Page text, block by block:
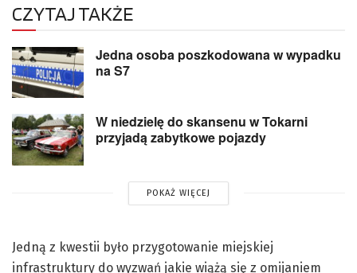
CZYTAJ TAKŻE
Jedna osoba poszkodowana w wypadku
na S7
W niedzielę do skansenu w Tokarni
przyjadą zabytkowe pojazdy
POKAŻ WIĘCEJ
Jedną z kwestii było przygotowanie miejskiej
infrastruktury do wyzwań jakie wiążą się z omijaniem